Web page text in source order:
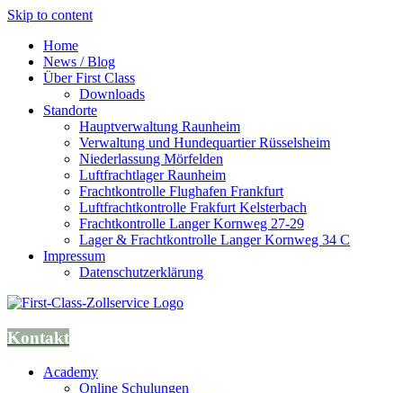
Skip to content
Home
News / Blog
Über First Class
Downloads
Standorte
Hauptverwaltung Raunheim
Verwaltung und Hundequartier Rüsselsheim
Niederlassung Mörfelden
Luftfrachtlager Raunheim
Frachtkontrolle Flughafen Frankfurt
Luftfrachtkontrolle Frakfurt Kelsterbach
Frachtkontrolle Langer Kornweg 27-29
Lager & Frachtkontrolle Langer Kornweg 34 C
Impressum
Datenschutzerklärung
Kontakt
Academy
Online Schulungen